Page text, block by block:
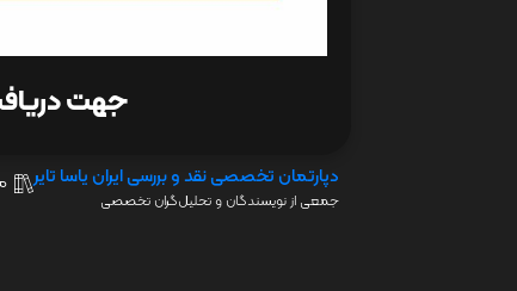
جهت
دپارتمان تخصصی نقد و بررسی ایران یاسا تایر
جمعی از نویسندگان و تحلیل‌گران تخصصی